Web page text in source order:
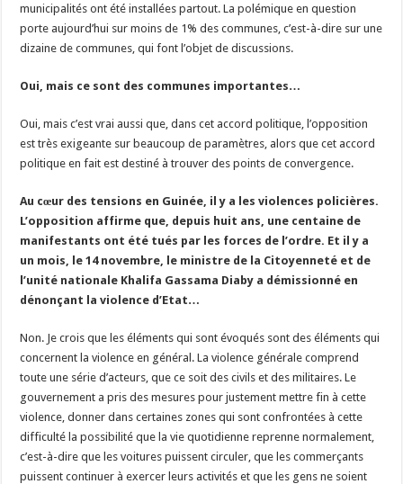
municipalités ont été installées partout. La polémique en question
porte aujourd’hui sur moins de 1% des communes, c’est-à-dire sur une
dizaine de communes, qui font l’objet de discussions.
Oui, mais ce sont des communes importantes…
Oui, mais c’est vrai aussi que, dans cet accord politique, l’opposition
est très exigeante sur beaucoup de paramètres, alors que cet accord
politique en fait est destiné à trouver des points de convergence.
Au cœur des tensions en Guinée, il y a les violences policières.
L’opposition affirme que, depuis huit ans, une centaine de
manifestants ont été tués par les forces de l’ordre. Et il y a
un mois, le 14 novembre, le ministre de la Citoyenneté et de
l’unité nationale Khalifa Gassama Diaby a démissionné en
dénonçant la violence d’Etat…
Non. Je crois que les éléments qui sont évoqués sont des éléments qui
concernent la violence en général. La violence générale comprend
toute une série d’acteurs, que ce soit des civils et des militaires. Le
gouvernement a pris des mesures pour justement mettre fin à cette
violence, donner dans certaines zones qui sont confrontées à cette
difficulté la possibilité que la vie quotidienne reprenne normalement,
c’est-à-dire que les voitures puissent circuler, que les commerçants
puissent continuer à exercer leurs activités et que les gens ne soient